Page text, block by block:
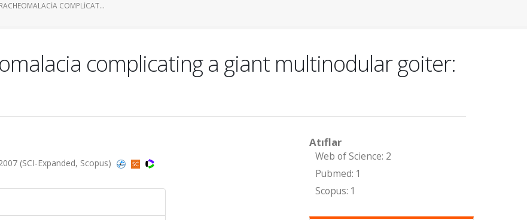
COMPLICAT...
complicating a giant multinodular goiter:
(SCI-Expanded, Scopus)
Atıflar
Web of Science: 2
Pubmed: 1
Scopus: 1